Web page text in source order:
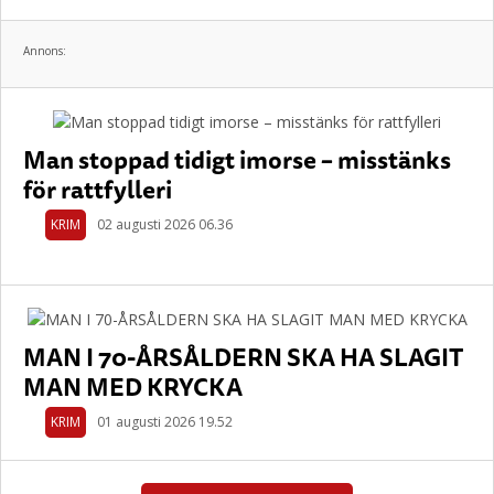
Annons:
Man stoppad tidigt imorse – misstänks
för rattfylleri
KRIM 02 augusti 2026 06.36
MAN I 70-ÅRSÅLDERN SKA HA SLAGIT
MAN MED KRYCKA
KRIM 01 augusti 2026 19.52